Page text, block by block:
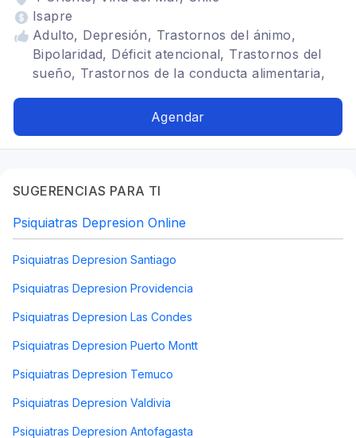
Isapre
Adulto, Depresión, Trastornos del ánimo,
Bipolaridad, Déficit atencional, Trastornos del
sueño, Trastornos de la conducta alimentaria,
Agendar
SUGERENCIAS PARA TI
Psiquiatras Depresion Online
Psiquiatras Depresion Santiago
Psiquiatras Depresion Providencia
Psiquiatras Depresion Las Condes
Psiquiatras Depresion Puerto Montt
Psiquiatras Depresion Temuco
Psiquiatras Depresion Valdivia
Psiquiatras Depresion Antofagasta